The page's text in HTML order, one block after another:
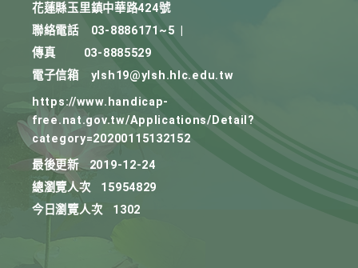
花蓮縣玉里鎮中華路424號
聯絡電話
03-8886171~5
傳真
03-8885529
電子信箱
ylsh19@ylsh.hlc.edu.tw
https://www.handicap-
free.nat.gov.tw/Applications/Detail?
category=20200115132152
最後更新
2019-12-24
總瀏覽人次
15954829
今日瀏覽人次
1302